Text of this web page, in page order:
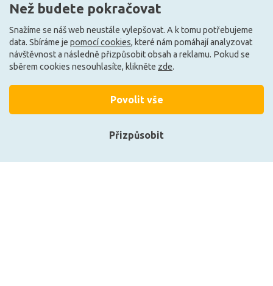
Může být u Vás 7. 9. Může být u Vás 7. 9.
Ze stejné kolekce
Než budete pokračovat
Snažíme se náš web neustále vylepšovat. A k tomu potřebujeme
data. Sbíráme je pomocí cookies, které nám pomáhají analyzovat
návštěvnost a následně přizpůsobit obsah a reklamu. Pokud se
sběrem cookies nesouhlasíte, klikněte zde.
Přizpůsobit
Povolit vše